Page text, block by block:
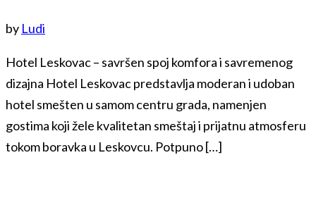
by Ludi
Hotel Leskovac – savršen spoj komfora i savremenog
dizajna Hotel Leskovac predstavlja moderan i udoban
hotel smešten u samom centru grada, namenjen
gostima koji žele kvalitetan smeštaj i prijatnu atmosferu
tokom boravka u Leskovcu. Potpuno […]